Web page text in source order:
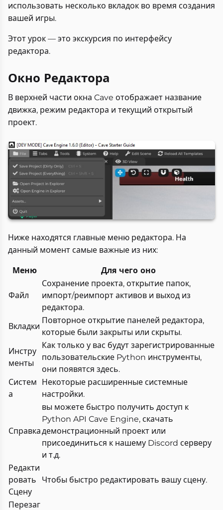
использовать несколько вкладок во время создания
вашей игры.
Этот урок — это экскурсия по интерфейсу
редактора.
Окно Редактора
В верхней части окна Cave отображает название
движка, режим редактора и текущий открытый
проект.
Ниже находятся главные меню редактора. На
данный момент самые важные из них:
Меню Для чего оно
Файл
Сохранение проекта, открытие папок,
импорт/реимпорт активов и выход из
редактора.
Вкладки
Повторное открытие панелей редактора,
которые были закрыты или скрыты.
Инстру
менты
Как только у вас будут зарегистрированные
пользовательские Python инструменты,
они появятся здесь.
Систем
а
Некоторые расширенные системные
настройки.
Справка
вы можете быстро получить доступ к
Python API Cave Engine, скачать
демонстрационный проект или
присоединиться к нашему Discord серверу
и т.д.
Редакти
ровать
Сцену
Чтобы быстро редактировать вашу сцену.
Перезаг